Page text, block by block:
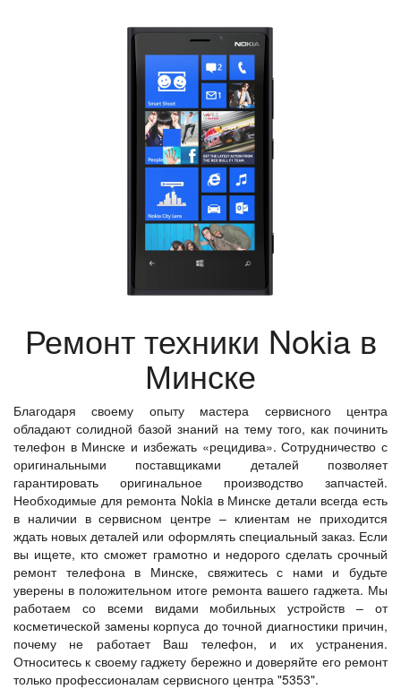
Ремонт техники Nokia в
Минске
Благодаря своему опыту мастера сервисного центра
обладают солидной базой знаний на тему того, как починить
телефон в Минске и избежать «рецидива». Сотрудничество с
оригинальными поставщиками деталей позволяет
гарантировать оригинальное производство запчастей.
Необходимые для ремонта Nokia в Минске детали всегда есть
в наличии в сервисном центре – клиентам не приходится
ждать новых деталей или оформлять специальный заказ. Если
вы ищете, кто сможет грамотно и недорого сделать срочный
ремонт телефона в Минске, свяжитесь с нами и будьте
уверены в положительном итоге ремонта вашего гаджета. Мы
работаем со всеми видами мобильных устройств – от
косметической замены корпуса до точной диагностики причин,
почему не работает Ваш телефон, и их устранения.
Относитесь к своему гаджету бережно и доверяйте его ремонт
только профессионалам сервисного центра "5353".